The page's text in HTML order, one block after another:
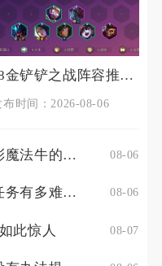
s8金铲铲之战阵容推荐有什么技巧
布时间：2026-08-06
疯狂动物园是否有捕获七彩魔法牛的技巧 08-06
少年三国志第三次活动的任务有多难完成 08-06
此惊人 08-07